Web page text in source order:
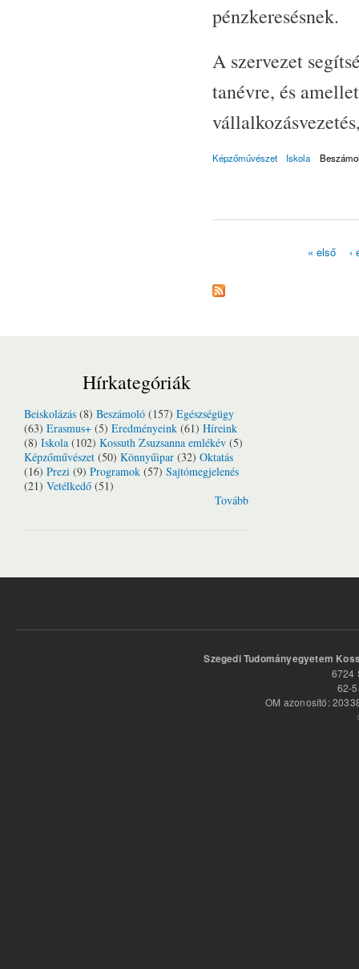
pénzkeresésnek.
A szervezet
tanévre, és
Képzőművészet Iskola
« első ‹
Hírkategóriák
Beiskolázás (8) Beszámoló (157) Egészségügy
(63) Erasmus+ (5) Eredményeink (61) Híreink
(8) Iskola (102) Kossuth Zsuzsanna emlékév (5)
Képzőművészet (50) Könnyűipar (32) Oktatás
(16) Prezi (9) Programok (57) Sajtómegjelenés
(21) Vetélkedő (51)
Tovább
Szegedi Tudományegyetem
6724
62-
OM azonosító: